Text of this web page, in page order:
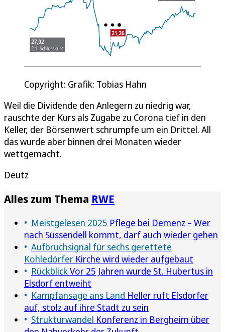
Copyright: Grafik: Tobias Hahn
Weil die Dividende den Anlegern zu niedrig war,
rauschte der Kurs als Zugabe zu Corona tief in den
Keller, der Börsenwert schrumpfe um ein Drittel. All
das wurde aber binnen drei Monaten wieder
wettgemacht.
Deutz
Alles zum Thema RWE
Meistgelesen 2025 Pflege bei Demenz – Wer
nach Süssendell kommt, darf auch wieder gehen
Aufbruchsignal für sechs gerettete
Kohledörfer Kirche wird wieder aufgebaut
RückblickVor 25 Jahren wurde St. Hubertus in
Elsdorf entweiht
Kampfansage ans Land Heller ruft Elsdorfer
auf, stolz auf ihre Stadt zu sein
Strukturwandel Konferenz in Bergheim über